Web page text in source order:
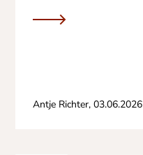
Antje Richter, 03.06.2026